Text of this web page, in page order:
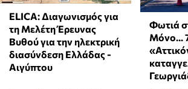
ELICA: Διαγωνισμός για
τη Μελέτη Έρευνας
Βυθού για την ηλεκτρική
διασύνδεση Ελλάδας -
Αιγύπτου
Φωτιά
Μόνο...